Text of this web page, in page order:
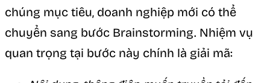
chúng mục tiêu, doanh nghiệp mới có thể
chuyển sang bước Brainstorming. Nhiệm vụ
quan trọng tại bước này chính là giải mã: